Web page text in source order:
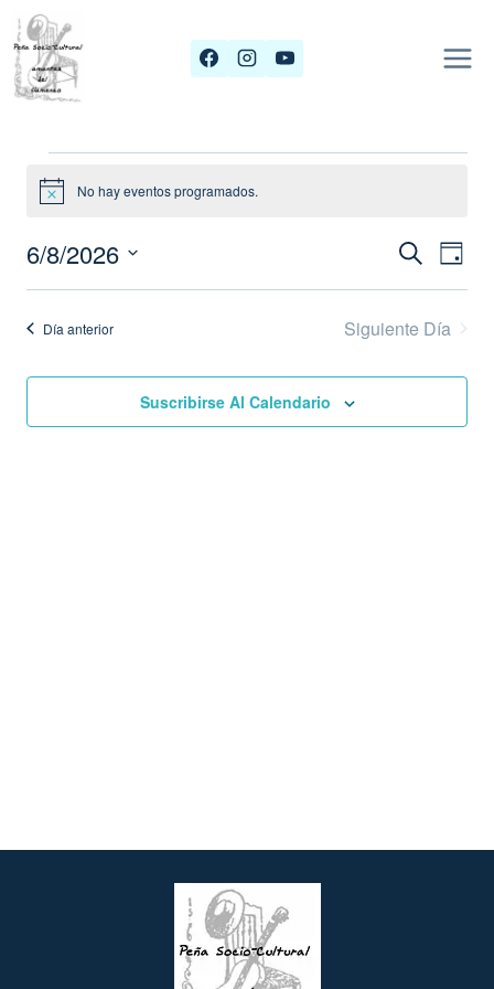
Saltar
al
contenido
Eventos
En
6
Agosto,
Aviso No hay eventos programados.
De
Y
Vistas
Buscar
De
De
Día
6/8/2026
Selecciona
la Día anterior Siguiente Día
Suscribirse Al Calendario